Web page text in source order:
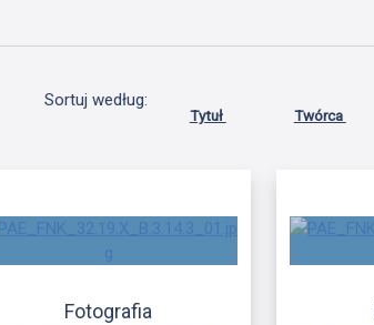
Sortuj według:
Tytuł Twórca
Fotografia